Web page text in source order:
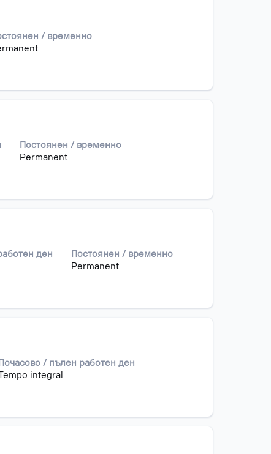
/ временно
Постоянен / временно
Permanent
ден
Постоянен / временно
Permanent
Почасово / пълен работен ден
integral